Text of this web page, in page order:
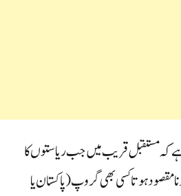
ہے کہ مستقبل قریب میں جب ریاستوں کا
مقصود ہو تا کسی بھی گروپ (پاکستان یا